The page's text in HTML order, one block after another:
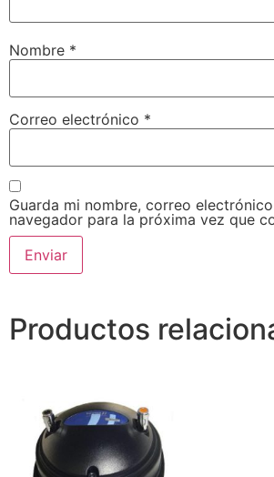
Nombre *
Correo electrónico *
Guarda mi nombre, correo
navegador para la próxima vez que
Productos